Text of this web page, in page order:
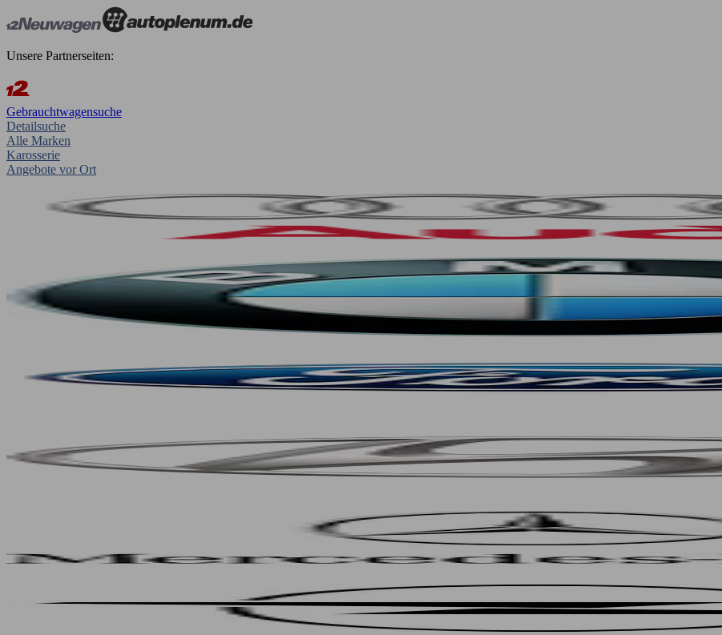
Unsere Partnerseiten:
Gebrauchtwagensuche
Detailsuche
Alle Marken
Karosserie
Angebote vor Ort